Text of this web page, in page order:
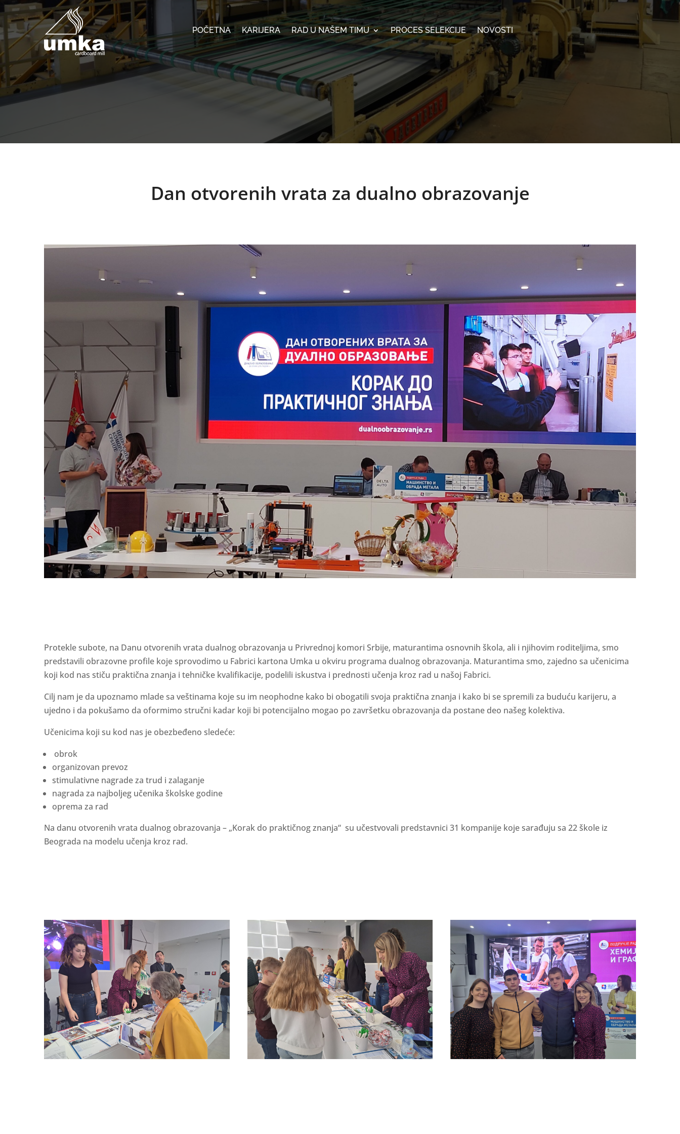
POČETNA KARIJERA RAD U NAŠEM TIMU PROCES SELEKCIJE NOVOSTI
Dan otvorenih vrata za dualno obrazovanje
Protekle subote, na Danu otvorenih vrata dualnog obrazovanja u Privrednoj komori Srbije, maturantima osnovnih škola, ali i njihovim roditeljima, smo
predstavili obrazovne profile koje sprovodimo u Fabrici kartona Umka u okviru programa dualnog obrazovanja. Maturantima smo, zajedno sa učenicima
koji kod nas stiču praktična znanja i tehničke kvalifikacije, podelili iskustva i prednosti učenja kroz rad u našoj Fabrici.
Cilj nam je da upoznamo mlade sa veštinama koje su im neophodne kako bi obogatili svoja praktična znanja i kako bi se spremili za buduću karijeru, a
ujedno i da pokušamo da oformimo stručni kadar koji bi potencijalno mogao po završetku obrazovanja da postane deo našeg kolektiva.
Učenicima koji su kod nas je obezbeđeno sledeće:
obrok
organizovan prevoz
stimulativne nagrade za trud i zalaganje
nagrada za najboljeg učenika školske godine
oprema za rad
Na danu otvorenih vrata dualnog obrazovanja – „Korak do praktičnog znanja“ su učestvovali predstavnici 31 kompanije koje sarađuju sa 22 škole iz
Beograda na modelu učenja kroz rad.